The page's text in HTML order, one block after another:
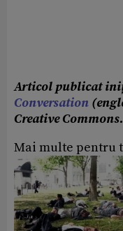
Articol publicat
Conversation
Creative Commons.
Mai multe pentru